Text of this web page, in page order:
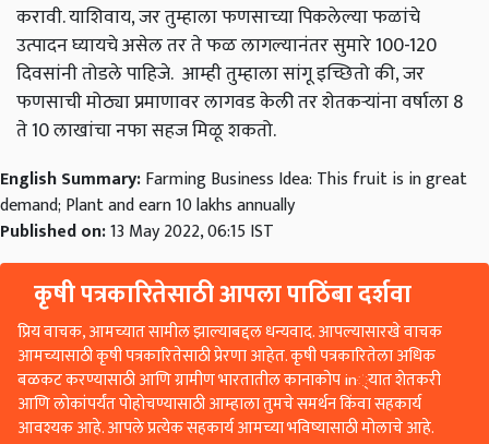
करावी. याशिवाय, जर तुम्हाला फणसाच्या पिकलेल्या फळांचे
उत्पादन घ्यायचे असेल तर ते फळ लागल्यानंतर सुमारे 100-120
दिवसांनी तोडले पाहिजे. आम्ही तुम्हाला सांगू इच्छितो की, जर
फणसाची मोठ्या प्रमाणावर लागवड केली तर शेतकऱ्यांना वर्षाला 8
ते 10 लाखांचा नफा सहज मिळू शकतो.
English Summary:Farming Business Idea: This fruit is in great
demand; Plant and earn 10 lakhs annually
Published on:13 May 2022, 06:15 IST
कृषी पत्रकारितेसाठी आपला पाठिंबा दर्शवा
प्रिय वाचक, आमच्यात सामील झाल्याबद्दल धन्यवाद. आपल्यासारखे वाचक
आमच्यासाठी कृषी पत्रकारितेसाठी प्रेरणा आहेत. कृषी पत्रकारितेला अधिक
बळकट करण्यासाठी आणि ग्रामीण भारतातील कानाकोप in्यात शेतकरी
आणि लोकांपर्यंत पोहोचण्यासाठी आम्हाला तुमचे समर्थन किंवा सहकार्य
आवश्यक आहे. आपले प्रत्येक सहकार्य आमच्या भविष्यासाठी मोलाचे आहे.